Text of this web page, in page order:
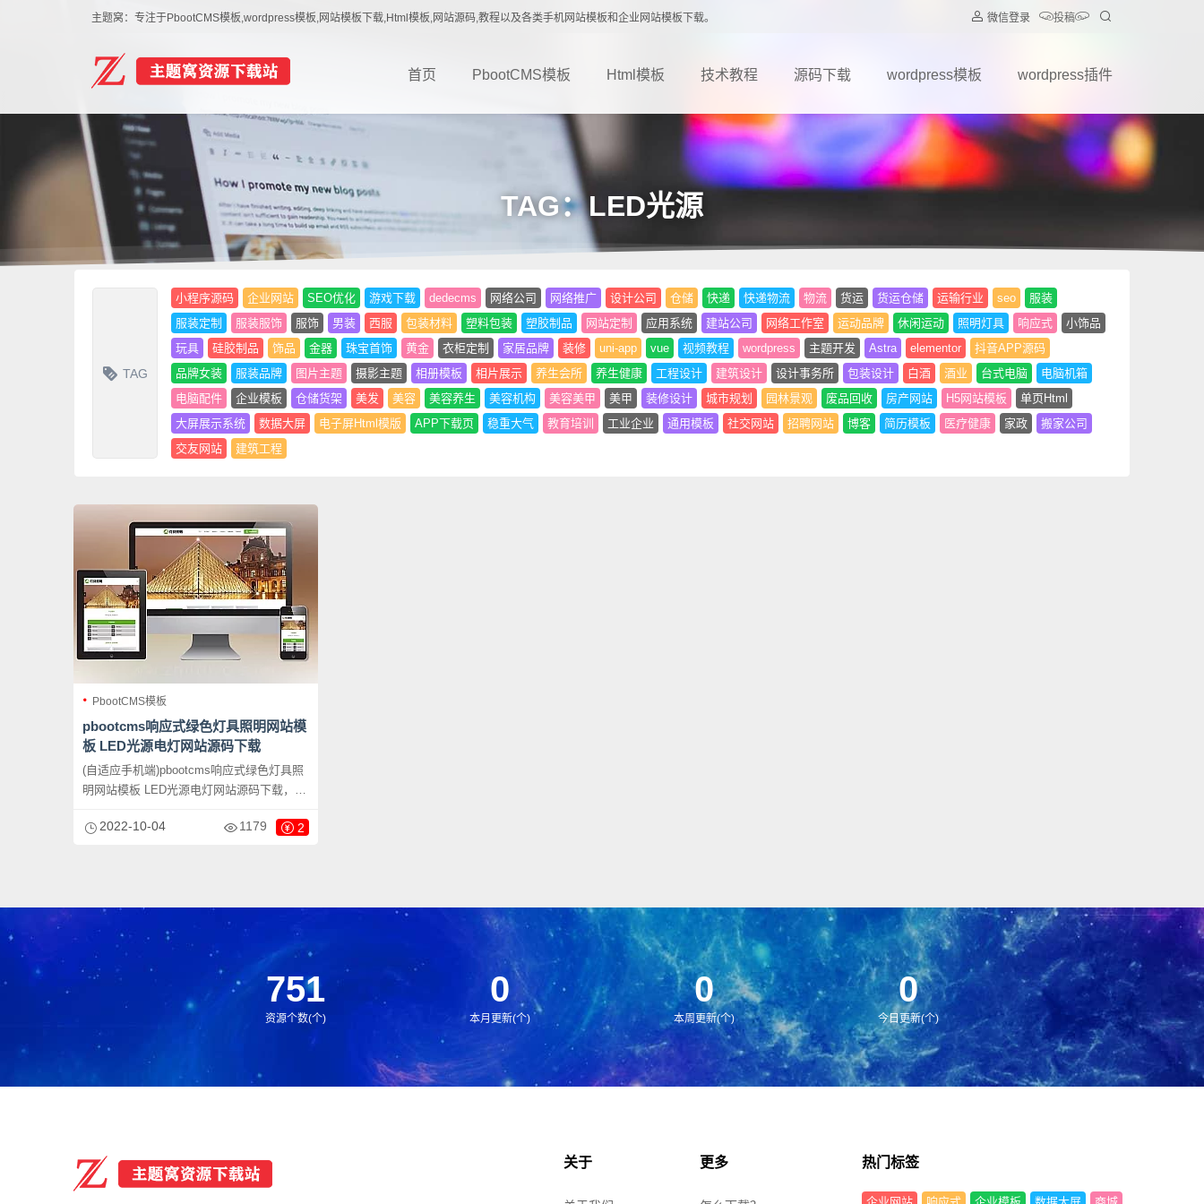
主题窝：专注于PbootCMS模板,wordpress模板,网站模板下载,Html模板,网站源码,教程以及各类手机网站模板和企业网站模板下载。 微信登录 投稿
首页 PbootCMS模板 Html模板 技术教程 源码下载 wordpress模板 wordpress插件
TAG：LED光源
TAG
小程序源码 企业网站 SEO优化 游戏下载 dedecms 网络公司 网络推广 设计公司 仓储 快递 快递物流 物流 货运 货运仓储 运输行业 seo
服装
服装定制
服装服饰 服饰 男装 西服 包装材料 塑料包装 塑胶制品 网站定制 应用系统 建站公司 网络工作室 运动品牌 休闲运动 照明灯具 响应式
小饰品
玩具
硅胶制品 饰品 金器 珠宝首饰 黄金 衣柜定制 家居品牌 装修 uni-app vue 视频教程 wordpress 主题开发 Astra elementor
抖音APP源码
品牌女装
服装品牌 图片主题 摄影主题 相册模板 相片展示 养生会所 养生健康 工程设计 建筑设计 设计事务所 包装设计 白酒 酒业 台式电脑
电脑机箱
电脑配件
企业模板 仓储货架 美发 美容 美容养生 美容机构 美容美甲 美甲 装修设计 城市规划 园林景观 废品回收 房产网站 H5网站模板
单页Html
大屏展示系统
数据大屏 电子屏Html模版 APP下载页 稳重大气 教育培训 工业企业 通用模板 社交网站 招聘网站 博客 简历模板 医疗健康 家政
搬家公司
交友网站
建筑工程
PbootCMS模板
pbootcms响应式绿色灯具照明网站模
板 LED光源电灯网站源码下载
(自适应手机端)pbootcms响应式绿色灯具照
明网站模板 LED光源电灯网站源码下载，
用于灯具照明网站、LED电灯网站等企业，
2022-10-04 1179 2
751
资源个数(个)
0
本月更新(个)
0
本周更新(个)
0
今日更新(个)
关于 更多 热门标签